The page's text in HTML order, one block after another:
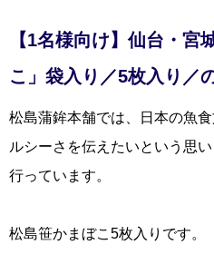
【1名様向け】仙台・宮
こ」袋入り／5枚入り／
松島蒲鉾本舗では、日本の魚
ルシーさを伝えたいという思
行っています。
松島笹かまぼこ5枚入りです。